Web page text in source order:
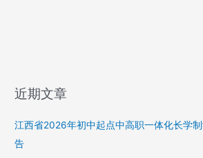
近期文章
江西省2026年初中起点中高职一体化长学
告